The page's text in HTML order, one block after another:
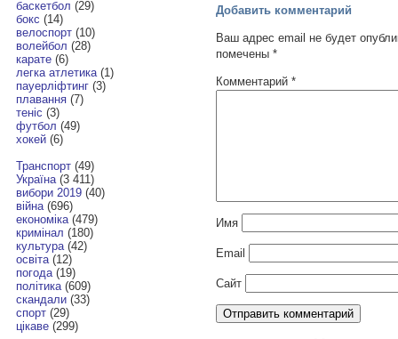
баскетбол (29)
бокс (14)
велоспорт(10)
волейбол (28)
карате(6)
легка атлетика(1)
пауерліфтинг(3)
плавання(7)
теніс (3)
футбол (49)
хокей(6)
Транспорт(49)
Україна(3 411)
вибори 2019(40)
війна(696)
економіка(479)
кримінал (180)
культура(42)
освіта(12)
погода(19)
політика(609)
скандали(33)
спорт(29)
цікаве(299)
Добавить комментарий
Ваш адрес email не будет
помечены *
Комментарий *
Имя
Email
Сайт